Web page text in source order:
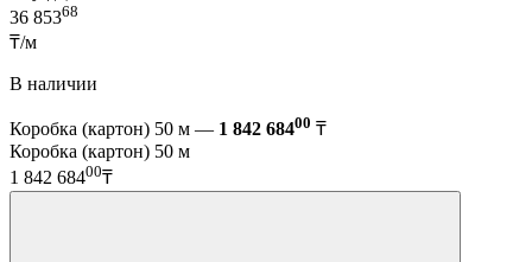
36 85368
₸/м
В наличии
Коробка (картон) 50 м — 1 842 68400 ₸
Коробка (картон) 50 м
1 842 68400₸